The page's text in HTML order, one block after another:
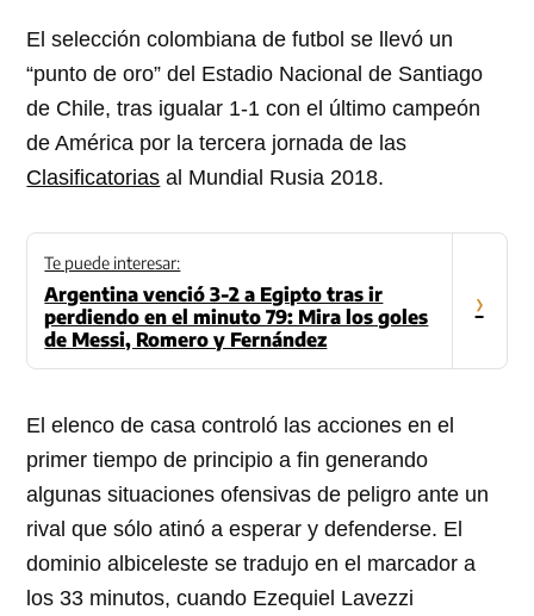
El selección colombiana de futbol se llevó un
“punto de oro” del Estadio Nacional de Santiago
de Chile, tras igualar 1-1 con el último campeón
de América por la tercera jornada de las
Clasificatorias al Mundial Rusia 2018.
Te puede interesar:
Argentina venció 3-2 a Egipto tras ir
perdiendo en el minuto 79: Mira los goles
de Messi, Romero y Fernández
›
El elenco de casa controló las acciones en el
primer tiempo de principio a fin generando
algunas situaciones ofensivas de peligro ante un
rival que sólo atinó a esperar y defenderse. El
dominio albiceleste se tradujo en el marcador a
los 33 minutos, cuando Ezequiel Lavezzi